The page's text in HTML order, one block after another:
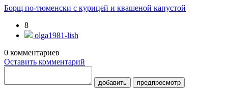
Борщ по-тюменски с курицей и квашеной капустой
8
olga1981-lish
0 комментариев
Оставить комментарий
добавить предпросмотр